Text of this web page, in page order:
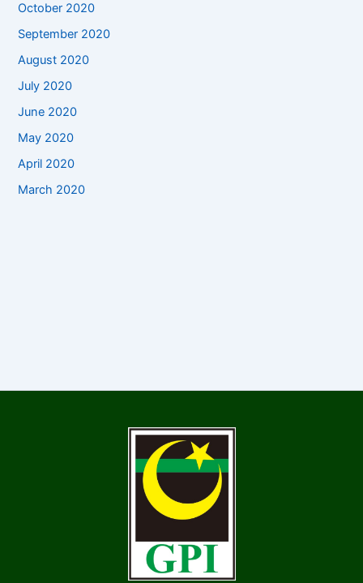
October 2020
September 2020
August 2020
July 2020
June 2020
May 2020
April 2020
March 2020